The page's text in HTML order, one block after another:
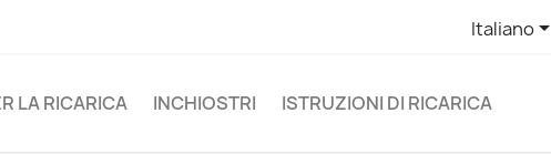
Italiano
LA RICARICA INCHIOSTRI ISTRUZIONI DI RICARICA